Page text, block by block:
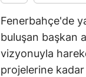
Fenerbahçe'de
buluşan başkan
vizyonuyla
projelerine kadar